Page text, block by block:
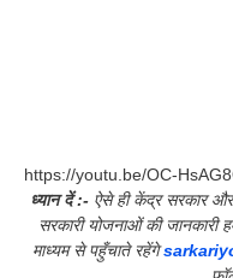
https://youtu.be/OC-
ध्यान दें :- ऐसे ही केंद्र सरकार और
सरकारी योजनाओं की
माध्यम से पहुँचाते रहेंगे